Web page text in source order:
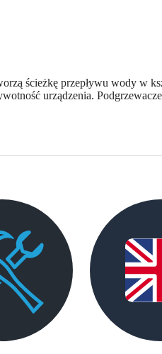
ścieżkę przepływu wody w
urządzenia.